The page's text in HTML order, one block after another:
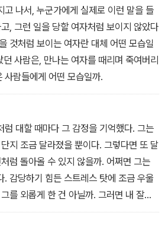
. 인터넷에 돌아다니는 심리 테스트도 그
막 줄에는 이런 질문이 있었다. 당신은 피
고 나서, 누군가에게 실제로 이런 말을 들
, 그런 일을 당할 여자처럼 보이지 않았다
것처럼 보이는 여자란 대체 어떤 모습일
사람은, 만나는 여자를 때리며 죽여버리
사람들에게 어떤 모습일까.
럼 대할 때마다 그 감정을 기억했다. 그는
지 조금 달라졌을 뿐이다. 그렇다면 또 달
럼 돌아올 수 있지 않을까. 어쩌면 그는
. 감당하기 힘든 스트레스 탓에 조금 우울
를 외롭게 한 건 아닐까. 그러면 내 잘못
아리지 못했으니, 먼저 알아채지 못했으
. 내가 그에게 잘한다면, 그가 나를 보고